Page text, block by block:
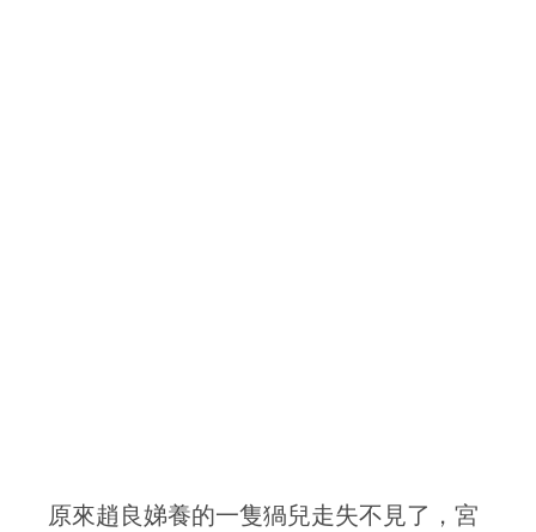
原來趙良娣養的一隻猧兒走失不見了，宮